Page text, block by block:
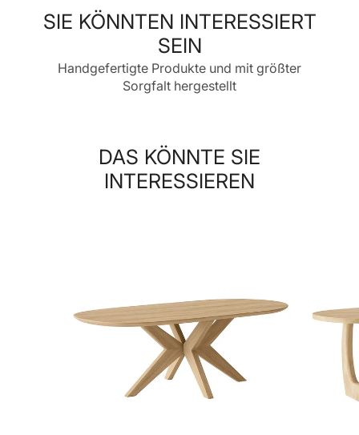
geöffnet.
SIE KÖNNTEN INTERESSIERT
SEIN
Handgefertigte Produkte und mit größter
Sorgfalt hergestellt
DAS KÖNNTE SIE
INTERESSIEREN